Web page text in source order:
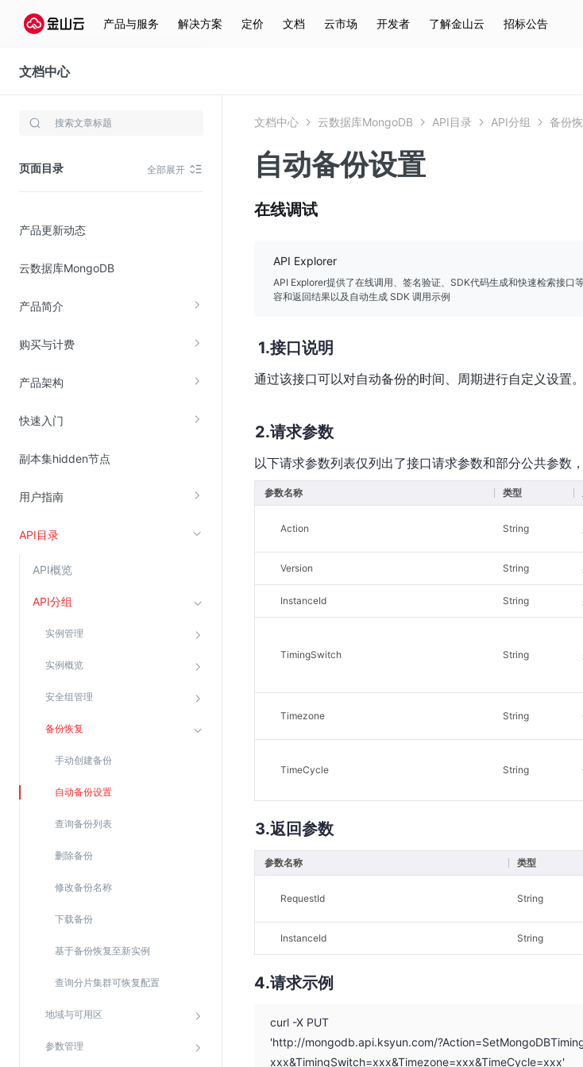
产品与服务 解决方案 定价 文档 云市场 开发者 了解金山云 招标公告
文档中心
云数据库MongoDB
页面目录 全部展开
产品更新动态
云数据库MongoDB
产品简介
购买与计费
产品架构
快速入门
副本集hidden节点
用户指南
API目录
API概览
API分组
实例管理
实例概览
安全组管理
备份恢复
手动创建备份
自动备份设置
查询备份列表
删除备份
修改备份名称
下载备份
基于备份恢复至新实例
查询分片集群可恢复配置
地域与可用区
参数管理
存储与云分发
云硬盘(EBS)
在线迁移服务
视频云服务
云直播(KLS)
边缘节点计算
金山云云防火墙
云堡垒机
高防IP(KAD)
密钥管理服务
SSL证书管理
合规性
文档中心 云数据库MongoDB API目录 API分组 备份
自动备份设置
在线调试
API Explorer
API Explorer提供了在线调用、签名验证、SDK代码生成和快速检索接口
容和返回结果以及自动生成 SDK 调用示例
接口说明
通过该接口可以对自动备份的时间、周期进行自定义设置。
请求参数
以下请求参数列表仅列出了接口请求参数和部分公共参数
参数名称 类型
Action String
Version String
InstanceId String
TimingSwitch String
Timezone String
TimeCycle String
返回参数
参数名称 类型
RequestId String
InstanceId String
请求示例
curl -X PUT
'http://mongodb.api.ksyun.com/
xxx&TimingSwitch=xxx&Timezone=xxx&TimeCycle=xxx'